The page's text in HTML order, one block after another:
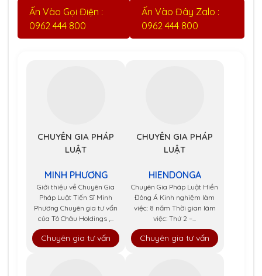
Ấn Vào Gọi Điện :
0962 444 800
Ấn Vào Đây Zalo :
0962 444 800
CHUYÊN GIA PHÁP
LUẬT
MINH PHƯƠNG
Giới thiệu về Chuyên Gia
Pháp Luật Tiến Sĩ Minh
Phương Chuyên gia tư vấn
của Tô Châu Holdings ,...
Chuyên gia tư vấn
CHUYÊN GIA PHÁP
LUẬT
HIENDONGA
Chuyên Gia Pháp Luật Hiền
Đông Á Kinh nghiệm làm
việc: 8 năm Thời gian làm
việc: Thứ 2 –...
Chuyên gia tư vấn